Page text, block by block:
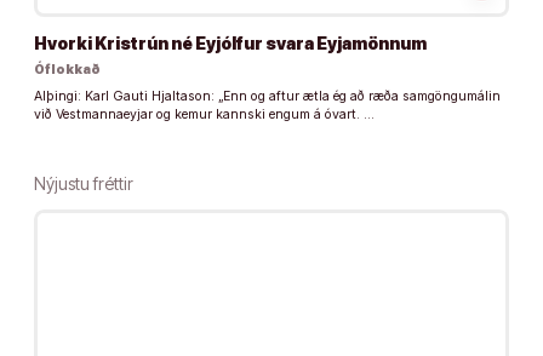
Hvorki Kristrún né Eyjólfur svara Eyjamönnum
Óflokkað
Alþingi: Karl Gauti Hjaltason: „Enn og aftur ætla ég að ræða samgöngumálin
við Vestmannaeyjar og kemur kannski engum á óvart. …
Nýjustu fréttir